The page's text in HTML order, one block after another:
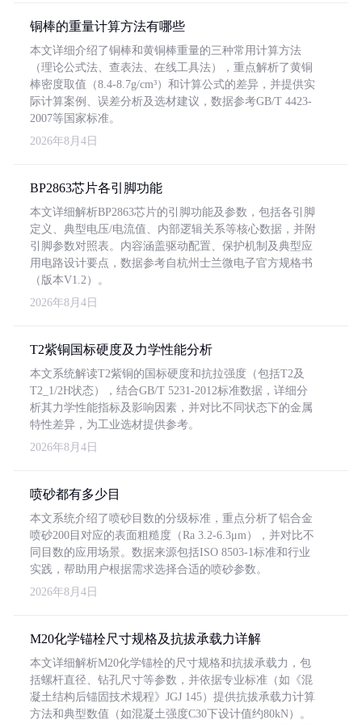
铜棒的重量计算方法有哪些
本文详细介绍了铜棒和黄铜棒重量的三种常用计算方法
（理论公式法、查表法、在线工具法），重点解析了黄铜
棒密度取值（8.4-8.7g/cm³）和计算公式的差异，并提供实
际计算案例、误差分析及选材建议，数据参考GB/T 4423-
2007等国家标准。
2026年8月4日
BP2863芯片各引脚功能
本文详细解析BP2863芯片的引脚功能及参数，包括各引脚
定义、典型电压/电流值、内部逻辑关系等核心数据，并附
引脚参数对照表。内容涵盖驱动配置、保护机制及典型应
用电路设计要点，数据参考自杭州士兰微电子官方规格书
（版本V1.2）。
2026年8月4日
T2紫铜国标硬度及力学性能分析
本文系统解读T2紫铜的国标硬度和抗拉强度（包括T2及
T2_1/2H状态），结合GB/T 5231-2012标准数据，详细分
析其力学性能指标及影响因素，并对比不同状态下的金属
特性差异，为工业选材提供参考。
2026年8月4日
喷砂都有多少目
本文系统介绍了喷砂目数的分级标准，重点分析了铝合金
喷砂200目对应的表面粗糙度（Ra 3.2-6.3μm），并对比不
同目数的应用场景。数据来源包括ISO 8503-1标准和行业
实践，帮助用户根据需求选择合适的喷砂参数。
2026年8月4日
M20化学锚栓尺寸规格及抗拔承载力详解
本文详细解析M20化学锚栓的尺寸规格和抗拔承载力，包
括螺杆直径、钻孔尺寸等参数，并依据专业标准（如《混
凝土结构后锚固技术规程》JGJ 145）提供抗拔承载力计算
方法和典型数值（如混凝土强度C30下设计值约80kN）。